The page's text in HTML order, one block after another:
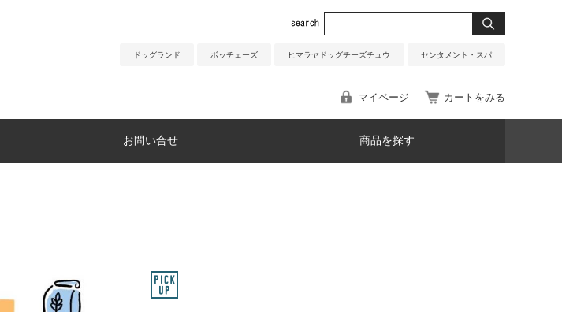
ドッグランド ボッチェーズ ヒマラヤドッグチーズチュウ センタメント・スパ
マイページ カートをみる
お問い合せ 商品を探す